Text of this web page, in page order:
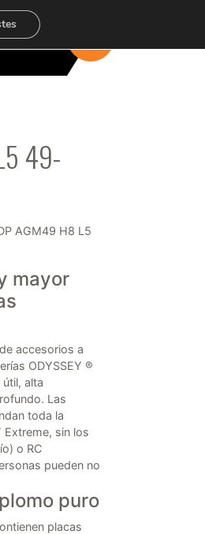
49-
AGM49 H8 L5
mayor
accesorios a
ODYSSEY ®
alta
Las
toda la
Extreme, sin los
o RC
pueden no
puro
placas